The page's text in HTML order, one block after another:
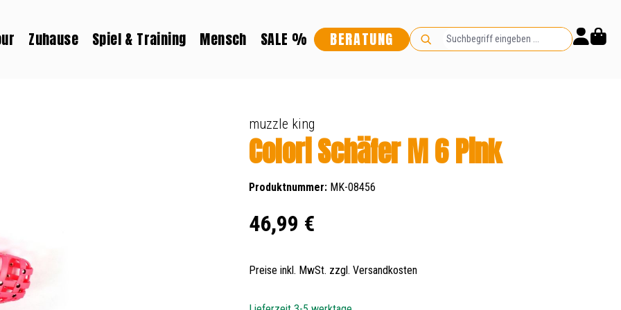
Zuhause Spiel & Training Mensch SALE % BERATUNG
muzzle king
Colori Schäfer M 6 Pink
Produktnummer: MK-08456
Regulärer Preis:
46,99 €
Preise inkl. MwSt. zzgl. Versandkosten